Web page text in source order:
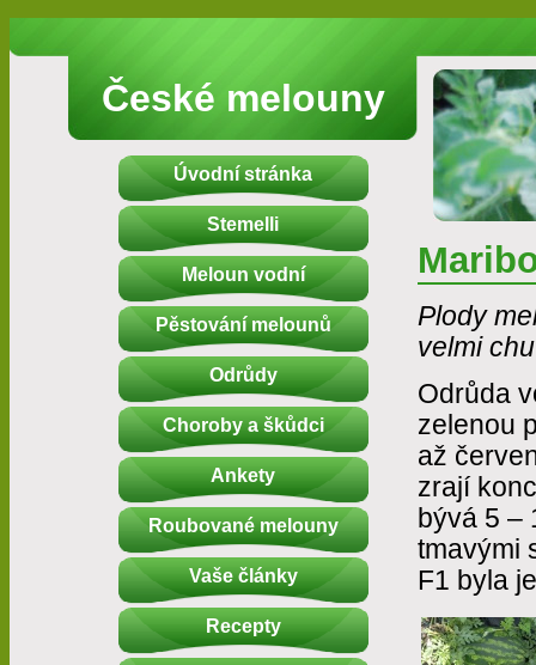
České melouny
Úvodní stránka
Stemelli
Meloun vodní
Pěstování melounů
Odrůdy
Choroby a škůdci
Ankety
Roubované melouny
Vaše články
Recepty
Plody
velmi
Odrůda
zelenou
až
zrají
bývá 5 –
tmavými
F1 byla